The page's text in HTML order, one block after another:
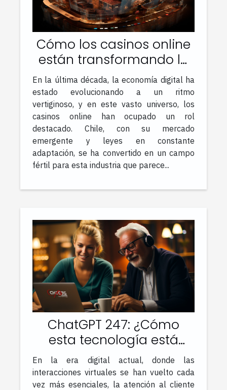
Cómo los casinos online
están transformando la
economía digital en Chile
En la última década, la economía digital ha
estado evolucionando a un ritmo
vertiginoso, y en este vasto universo, los
casinos online han ocupado un rol
destacado. Chile, con su mercado
emergente y leyes en constante
adaptación, se ha convertido en un campo
fértil para esta industria que parece...
ChatGPT 247: ¿Cómo
esta tecnología está
cambiando la atención
al cliente?
En la era digital actual, donde las
interacciones virtuales se han vuelto cada
vez más esenciales, la atención al cliente